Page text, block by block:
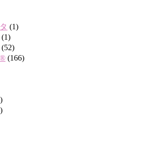
(1)
(1)
(52)
(166)